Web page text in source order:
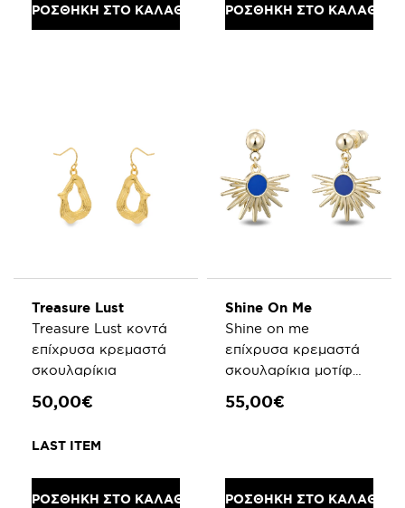
ΠΡΟΣΘΗΚΗ ΣΤΟ ΚΑΛΑΘΙ ΠΡΟΣΘΗΚΗ ΣΤΟ ΚΑΛΑΘΙ
Treasure Lust
Treasure Lust κοντά
επίχρυσα κρεμαστά
σκουλαρίκια
50,00€
LAST ITEM
ΠΡΟΣΘΗΚΗ ΣΤΟ ΚΑΛΑΘΙ
Shine On Me
Shine on me
επίχρυσα κρεμαστά
σκουλαρίκια μοτίφ
55,00€
ΠΡΟΣΘΗΚΗ ΣΤΟ ΚΑΛΑΘΙ